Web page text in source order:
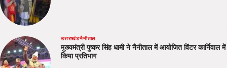
उत्तराखंडनैनीताल
मुख्यमंत्री पुष्कर सिंह धामी ने नैनीताल में आयोजित विंटर कार्निवाल में
किया प्रतिभाग